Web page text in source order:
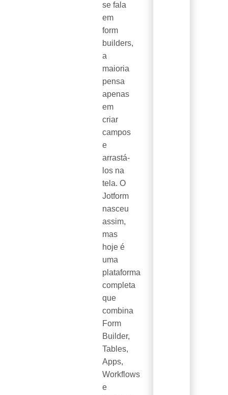
se fala
em
form
builders,
a
maioria
pensa
apenas
em
criar
campos
e
arrastá-
los na
tela. O
Jotform
nasceu
assim,
mas
hoje é
uma
plataforma
completa
que
combina
Form
Builder,
Tables,
Apps,
Workflows
e